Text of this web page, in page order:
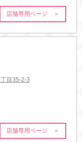
店舗専用ページ ＞
目35-2-3
店舗専用ページ ＞